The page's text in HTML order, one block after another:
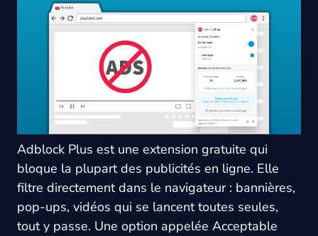
Adblock Plus est une extension gratuite qui
bloque la plupart des publicités en ligne. Elle
filtre directement dans le navigateur : bannières,
pop-ups, vidéos qui se lancent toutes seules,
tout y passe. Une option appelée Acceptable